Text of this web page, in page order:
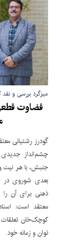
میزگرد بررسی و نقد
قضاوت
گودرز رشتیانی
چشم‌انداز
جنبش، با هر نیت
بعدی شوروی در
ذهنی برای آن را
معتقد است:
کوچک‌خان
توان و زمانه خود.